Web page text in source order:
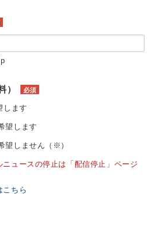
） 必須
します
望します
望しません（※）
ニュースの停止は「配信停止」ページ
ちら